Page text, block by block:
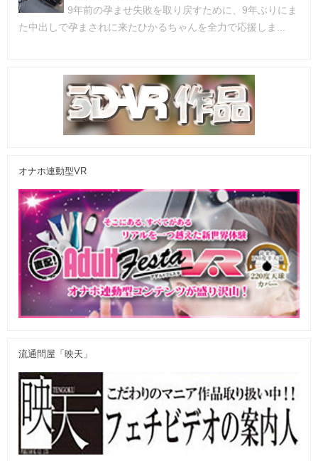
9年前の孕ませ失敗を取り戻すために、9年ぶりにま
た中出しで孕まされに来たひかるちゃんを全力で応援しま...
オナホ連動型VR
流通問屋「映天」